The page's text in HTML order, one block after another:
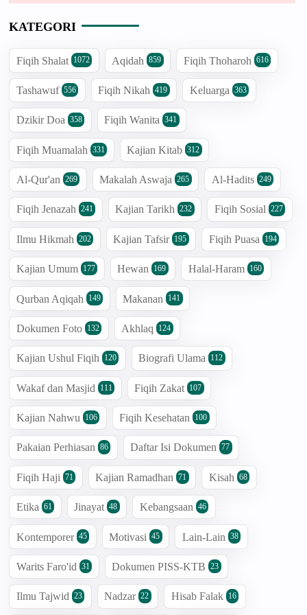
KATEGORI
Fiqih Shalat 1072 Aqidah 859 Fiqih Thoharoh 616
Tashawuf 556 Fiqih Nikah 419 Keluarga 363
Dzikir Doa 358 Fiqih Wanita 341
Fiqih Muamalah 331 Kajian Kitab 312
Al-Qur'an 269 Makalah Aswaja 265 Al-Hadits 249
Fiqih Jenazah 241 Kajian Tarikh 232 Fiqih Sosial 227
Ilmu Hikmah 202 Kajian Tafsir 195 Fiqih Puasa 194
Kajian Umum 177 Hewan 169 Halal-Haram 160
Qurban Aqiqah 149 Makanan 141
Dokumen Foto 132 Akhlaq 124
Kajian Ushul Fiqih 120 Biografi Ulama 112
Wakaf dan Masjid 111 Fiqih Zakat 107
Kajian Nahwu 106 Fiqih Kesehatan 100
Pakaian Perhiasan 86 Daftar Isi Dokumen 77
Fiqih Haji 71 Kajian Ramadhan 71 Kisah 68
Etika 61 Jinayat 48 Kebangsaan 46
Kontemporer 45 Motivasi 45 Lain-Lain 38
Warits Faro'id 31 Dokumen PISS-KTB 23
Ilmu Tajwid 23 Nadzar 22 Hisab Falak 16